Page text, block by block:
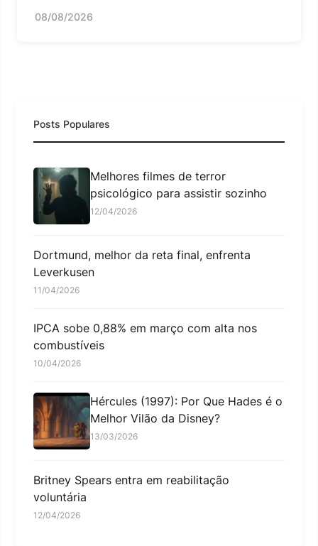
08/08/2026
Posts Populares
Melhores filmes de terror
psicológico para assistir sozinho
12/04/2026
Dortmund, melhor da reta final, enfrenta
Leverkusen
11/04/2026
IPCA sobe 0,88% em março com alta nos
combustíveis
10/04/2026
Hércules (1997): Por Que Hades é o
Melhor Vilão da Disney?
13/03/2026
Britney Spears entra em reabilitação
voluntária
12/04/2026